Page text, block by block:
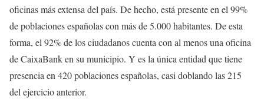
oficinas más extensa del país. De hecho, está presente en el 99%
de poblaciones españolas con más de 5.000 habitantes. De esta
forma, el 92% de los ciudadanos cuenta con al menos una oficina
de CaixaBank en su municipio. Y es la única entidad que tiene
presencia en 420 poblaciones españolas, casi doblando las 215
del ejercicio anterior.